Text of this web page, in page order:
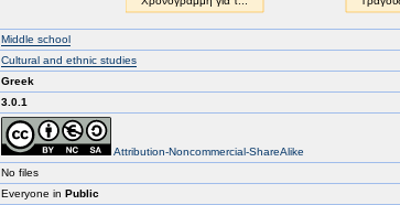
Middle school
Cultural and ethnic studies
Greek
3.0.1
Attribution-Noncommercial-ShareAlike
No files
Everyone in Public